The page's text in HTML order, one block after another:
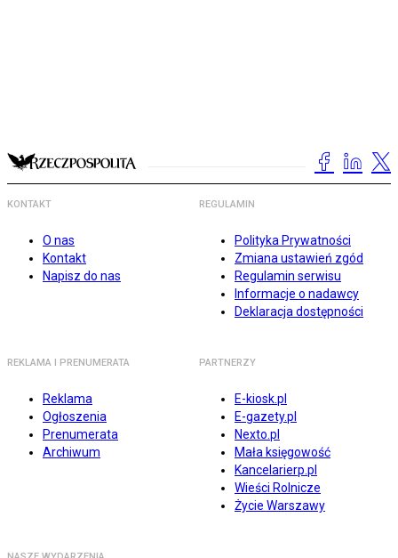
KONTAKT
O nas
Kontakt
Napisz do nas
REGULAMIN
Polityka Prywatności
Zmiana ustawień zgód
Regulamin serwisu
Informacje o nadawcy
Deklaracja dostępności
REKLAMA I PRENUMERATA
Reklama
Ogłoszenia
Prenumerata
Archiwum
PARTNERZY
E-kiosk.pl
E-gazety.pl
Nexto.pl
Mała księgowość
Kancelarierp.pl
Wieści Rolnicze
Życie Warszawy